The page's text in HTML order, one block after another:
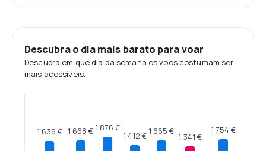
Descubra o dia mais barato para voar
Descubra em que dia da semana os voos costumam ser
mais acessíveis.
1 636 € 1 668 € 1 876 €
1 412 € 1 665 €
1 341 €
1 754 €